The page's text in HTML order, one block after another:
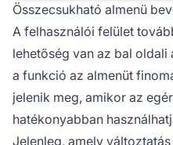
Összecsukható almenü
A felhasználói felület
lehetőség van az bal oldali
a funkció az almenüt
jelenik meg, amikor az
hatékonyabban
Jelenleg, amely